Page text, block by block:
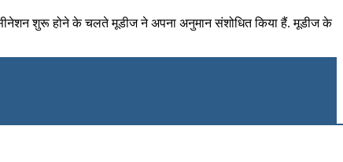
शुरू होने के चलते मूडीज ने अपना अनुमान संशोधित किया हैं. मूडीज के